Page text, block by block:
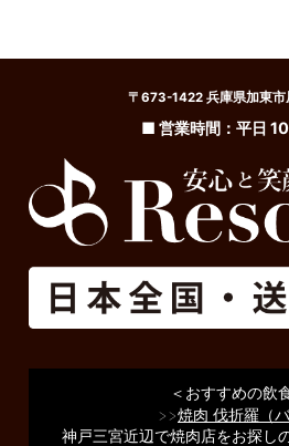
〒673-1422 兵庫県加東
■ 営業時間：平日
＜おすすめの飲
>>焼肉 伐折羅（バ
神戸三宮近辺で焼肉店をお探し